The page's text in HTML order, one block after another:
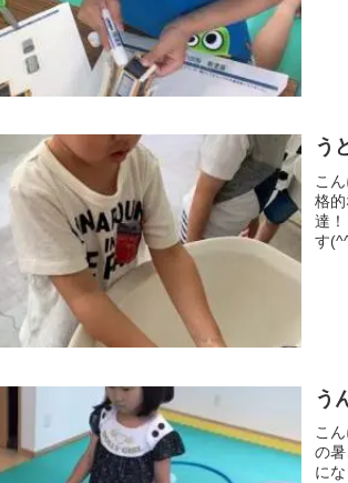
う
こ
格
達
す
う
こ
の
に